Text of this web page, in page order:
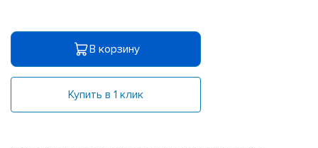
В корзину
Купить в 1 клик